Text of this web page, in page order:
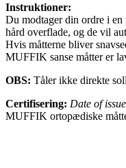
Instruktioner:
Du modtager din ordre i
hård overflade, og de vil
Hvis måtterne bliver
MUFFIK sanse måtter er
OBS: Tåler ikke direkte
Certifisering: Date of
MUFFIK ortopædiske